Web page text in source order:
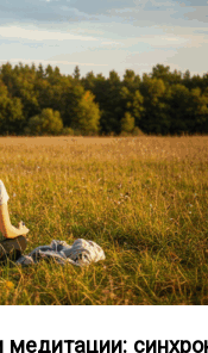
медитации: